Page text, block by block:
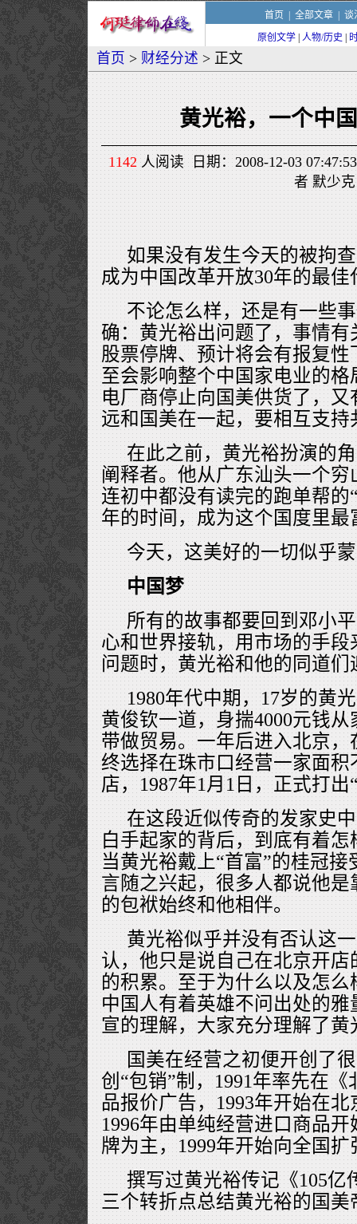
首页 全部文章| 谈
原创文学 人物/历史
首页 > 财经分述 > 正文
黄光裕，一个中
1142人阅读 日期：2008-12-03
者 默少克
如果没有发生今天的被拘
成为中国改革开放30年的最佳
不论怎么样，还是有一些
确：黄光裕出问题了，事情
股票停牌、预计将会有报复
至会影响整个中国家电业的
电厂商停止向国美供货了，
远和国美在一起，要相互支
在此之前，黄光裕扮演的
阐释者。他从广东汕头一个
连初中都没有读完的跑单帮的
年的时间，成为这个国度里最
今天，这美好的一切似乎
中国梦
所有的故事都要回到邓小
心和世界接轨，用市场的手
问题时，黄光裕和他的同道
1980年代中期，17岁的黄
黄俊钦一道，身揣4000元钱
带做贸易。一年后进入北京
终选择在珠市口经营一家面积
店，1987年1月1日，正式打
在这段近似传奇的发家史
白手起家的背后，到底有着
当黄光裕戴上“首富”的桂冠
言随之兴起，很多人都说他是
的包袱始终和他相伴。
黄光裕似乎并没有否认这
认，他只是说自己在北京开
的积累。至于为什么以及怎
中国人有着英雄不问出处的
宣的理解，大家充分理解了
国美在经营之初便开创了
创“包销”制，1991年率先在
品报价广告，1993年开始在
1996年由单纯经营进口商品
牌为主，1999年开始向全国扩
撰写过黄光裕传记《105亿
三个转折点总结黄光裕的国